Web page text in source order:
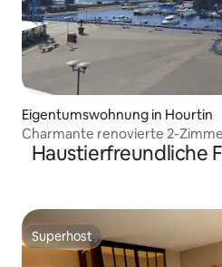
Eigentumswohnung in Hourtin
Charmante renovierte 2-
Haustierfreundliche
Superhost
Superhost